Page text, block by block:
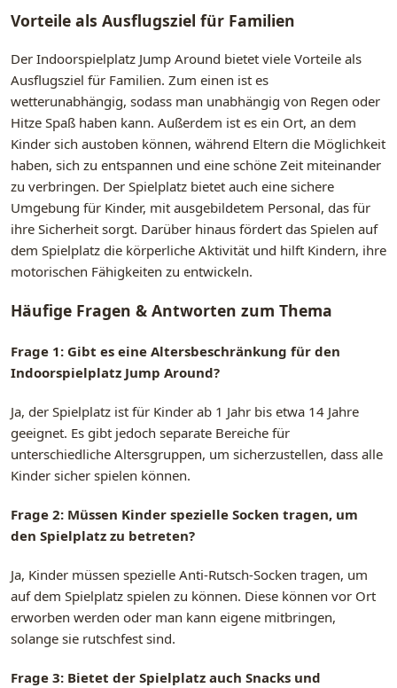
Vorteile als Ausflugsziel für Familien
Der Indoorspielplatz Jump Around bietet viele Vorteile als
Ausflugsziel für Familien. Zum einen ist es
wetterunabhängig, sodass man unabhängig von Regen oder
Hitze Spaß haben kann. Außerdem ist es ein Ort, an dem
Kinder sich austoben können, während Eltern die Möglichkeit
haben, sich zu entspannen und eine schöne Zeit miteinander
zu verbringen. Der Spielplatz bietet auch eine sichere
Umgebung für Kinder, mit ausgebildetem Personal, das für
ihre Sicherheit sorgt. Darüber hinaus fördert das Spielen auf
dem Spielplatz die körperliche Aktivität und hilft Kindern, ihre
motorischen Fähigkeiten zu entwickeln.
Häufige Fragen & Antworten zum Thema
Frage 1: Gibt es eine Altersbeschränkung für den
Indoorspielplatz Jump Around?
Ja, der Spielplatz ist für Kinder ab 1 Jahr bis etwa 14 Jahre
geeignet. Es gibt jedoch separate Bereiche für
unterschiedliche Altersgruppen, um sicherzustellen, dass alle
Kinder sicher spielen können.
Frage 2: Müssen Kinder spezielle Socken tragen, um
den Spielplatz zu betreten?
Ja, Kinder müssen spezielle Anti-Rutsch-Socken tragen, um
auf dem Spielplatz spielen zu können. Diese können vor Ort
erworben werden oder man kann eigene mitbringen,
solange sie rutschfest sind.
Frage 3: Bietet der Spielplatz auch Snacks und